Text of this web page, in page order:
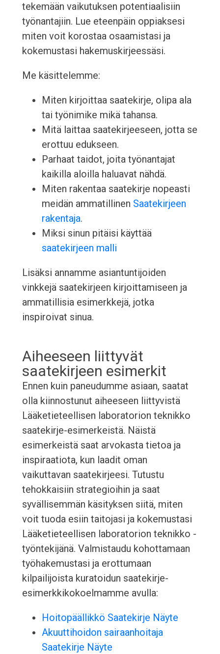
tekemään vaikutuksen potentiaalisiin
työnantajiin. Lue eteenpäin oppiaksesi
miten voit korostaa osaamistasi ja
kokemustasi hakemuskirjeessäsi.
Me käsittelemme:
Miten kirjoittaa saatekirje, olipa ala
tai työnimike mikä tahansa.
Mitä laittaa saatekirjeeseen, jotta se
erottuu edukseen.
Parhaat taidot, joita työnantajat
kaikilla aloilla haluavat nähdä.
Miten rakentaa saatekirje nopeasti
meidän ammatillinen Saatekirjeen
rakentaja.
Miksi sinun pitäisi käyttää
saatekirjeen malli
Lisäksi annamme asiantuntijoiden
vinkkejä saatekirjeen kirjoittamiseen ja
ammatillisia esimerkkejä, jotka
inspiroivat sinua.
Aiheeseen liittyvät
saatekirjeen esimerkit
Ennen kuin paneudumme asiaan, saatat
olla kiinnostunut aiheeseen liittyvistä
Lääketieteellisen laboratorion teknikko
saatekirje-esimerkeistä. Näistä
esimerkeistä saat arvokasta tietoa ja
inspiraatiota, kun laadit oman
vaikuttavan saatekirjeesi. Tutustu
tehokkaisiin strategioihin ja saat
syvällisemmän käsityksen siitä, miten
voit tuoda esiin taitojasi ja kokemustasi
Lääketieteellisen laboratorion teknikko -
työntekijänä. Valmistaudu kohottamaan
työhakemustasi ja erottumaan
kilpailijoista kuratoidun saatekirje-
esimerkkikokoelmamme avulla:
Hoitopäällikkö Saatekirje Näyte
Akuuttihoidon sairaanhoitaja
Saatekirje Näyte